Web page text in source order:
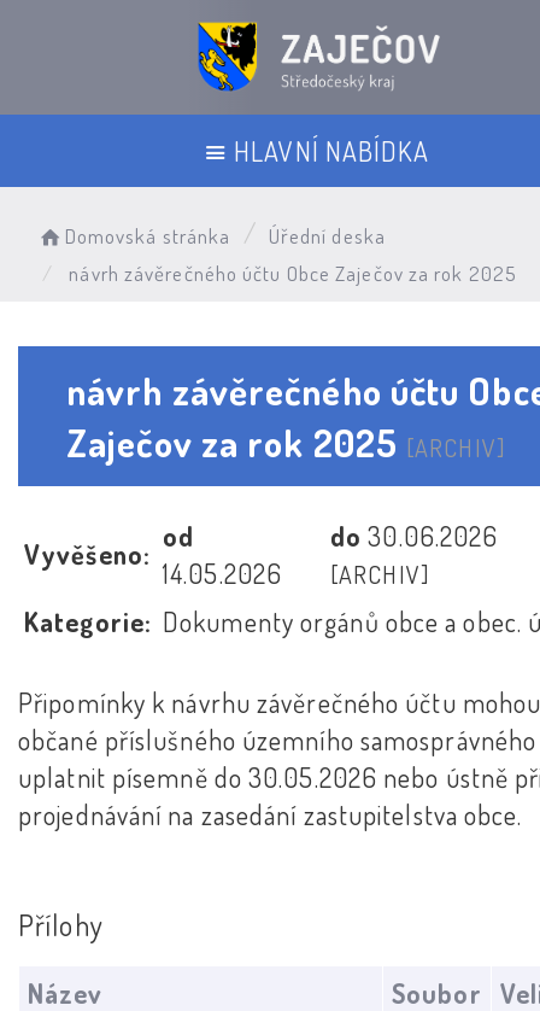
HLAVNÍ NABÍDKA
Domovská stránka
Úřední deska
návrh závěrečného účtu Obce Zaječov za rok 2025
návrh závěrečného účtu
Zaječov za rok 2025 [ARCHIV]
Vyvěšeno:
od
14.05.2026
do30.06.2026
[ARCHIV]
Kategorie: Dokumenty orgánů obce a obec.
Připomínky k návrhu závěrečného účtu
občané příslušného územního
uplatnit písemně do 30.05.2026 nebo ústně
projednávání na zasedání zastupitelstva obce.
Přílohy
Název Soubor